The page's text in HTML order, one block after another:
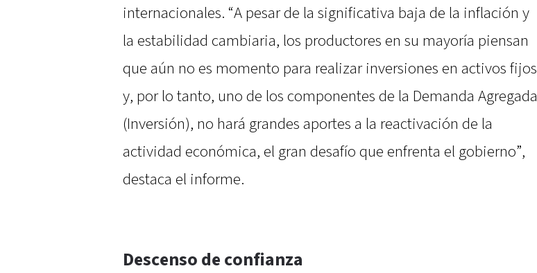
internacionales. “A pesar de la significativa baja de la inflación y
la estabilidad cambiaria, los productores en su mayoría piensan
que aún no es momento para realizar inversiones en activos fijos
y, por lo tanto, uno de los componentes de la Demanda Agregada
(Inversión), no hará grandes aportes a la reactivación de la
actividad económica, el gran desafío que enfrenta el gobierno”,
destaca el informe.
Descenso de confianza